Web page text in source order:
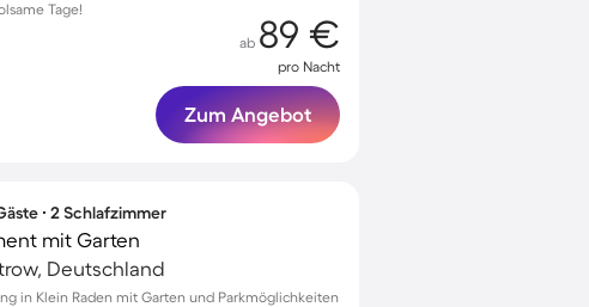
Tage!
ab 89 €
pro Nacht
Zum Angebot
∙ 2 Schlafzimmer
mit Garten
Deutschland
in Klein Raden mit Garten und Parkmöglichkeiten